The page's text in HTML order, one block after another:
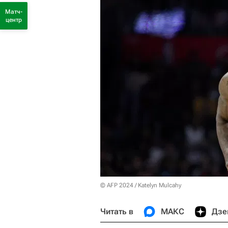
© AFP 2024 / Katelyn Mulcahy
Читать в МАКС
Матч-
центр